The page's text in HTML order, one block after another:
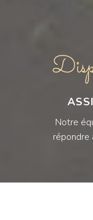
Notre
répondre